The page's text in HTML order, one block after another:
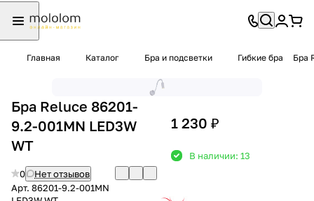
Главная Каталог Бра и подсветки Гибкие бра Бра
Бра Reluce 86201-
9.2-001MN LED3W
WT
0
Нет отзывов
Арт. 86201-9.2-001MN
1 230 ₽
В наличии: 13